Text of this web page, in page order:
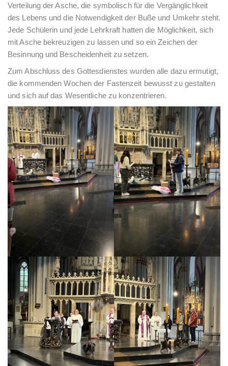
Verteilung der Asche, die symbolisch für die Vergänglichkeit
des Lebens und die Notwendigkeit der Buße und Umkehr steht.
Jede Schülerin und jede Lehrkraft hatten die Möglichkeit, sich
mit Asche bekreuzigen zu lassen und so ein Zeichen der
Besinnung und Bescheidenheit zu setzen.
Zum Abschluss des Gottesdienstes wurden alle dazu ermutigt,
die kommenden Wochen der Fastenzeit bewusst zu gestalten
und sich auf das Wesentliche zu konzentrieren.